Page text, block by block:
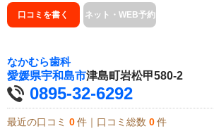
口コミを書く ネット・WEB予約
なかむら歯科
愛媛県宇和島市津島町岩松甲580-2
0895-32-6292
最近の口コミ 0 件｜口コミ総数 0 件